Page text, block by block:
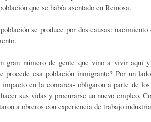
que se había asentado en Reinosa.
se produce por dos causas:
gran número de gente que vino a vivir aquí
procede esa población inmigrante? Por un
en la comarca- obligaron a parte de
sus vidas y procurarse un nuevo empleo.
a obreros con experiencia de trabajo